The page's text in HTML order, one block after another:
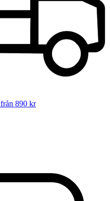
från 890 kr